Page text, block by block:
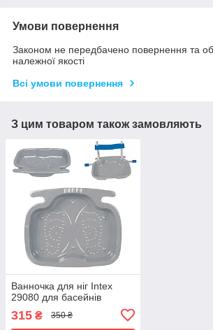
Умови повернення
Законом не передбачено повернення та
належної якості
Всі умови повернення
З цим товаром також замовляють
Ванночка для ніг Intex
29080 для басейнів
315 ₴ 350 ₴